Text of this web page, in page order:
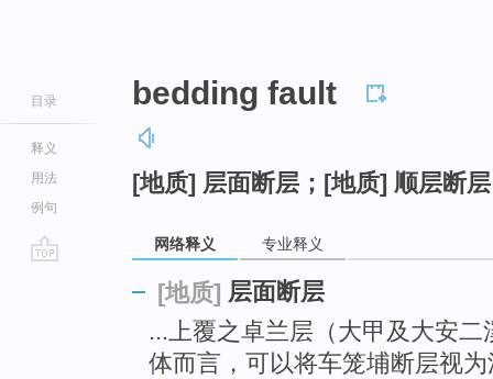
目录
释义
用法
例句
bedding fault
[地质] 层面断层；[地质] 顺层断
网络释义 专业释义
[地质] 层面断层
...上覆之卓兰层（大甲及大安
体而言，可以将车笼埔断层视